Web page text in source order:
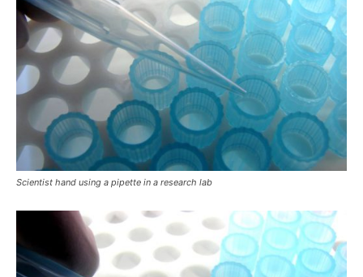
Scientist hand using a pipette in a research lab